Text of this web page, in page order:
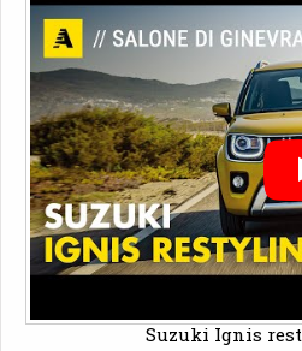
Suzuki Ignis